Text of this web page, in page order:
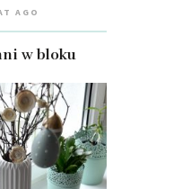
AGO
w bloku